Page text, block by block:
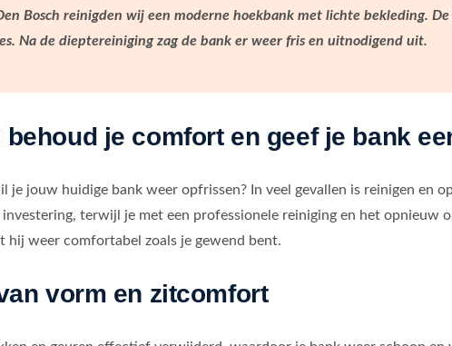
Bosch reinigden wij een moderne hoekbank met lichte bekleding.
Na de dieptereiniging zag de bank er weer fris en uitnodigend uit.
je comfort en geef je bank
je jouw huidige bank weer opfrissen? In veel gevallen is reinigen en
terwijl je met een professionele reiniging en het opnieuw
hij weer comfortabel zoals je gewend bent.
vorm en zitcomfort